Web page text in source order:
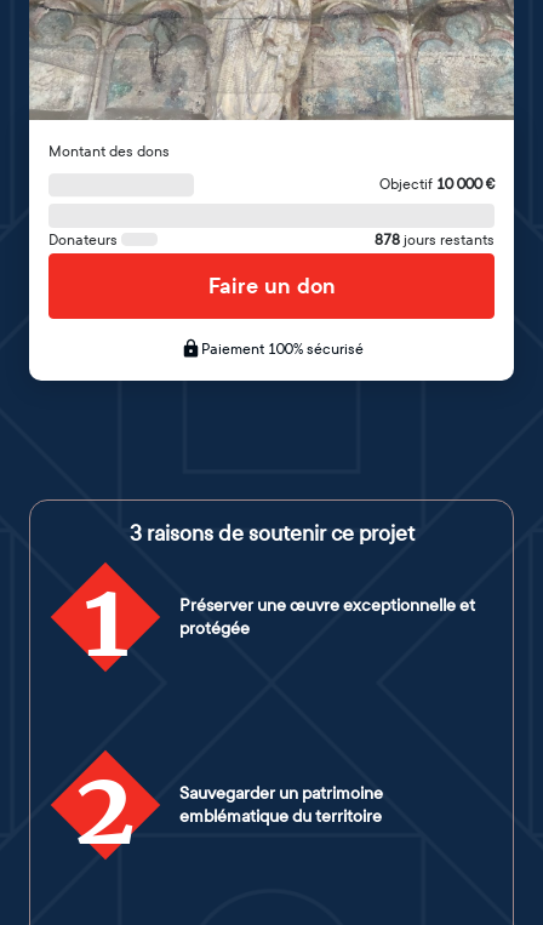
Montant des dons
Objectif 10 000€
Donateurs 878 jours restants
Faire un don
Paiement 100% sécurisé
3 raisons de soutenir ce projet
1
Préserver une œuvre exceptionnelle et
protégée
2
Sauvegarder un patrimoine
emblématique du territoire